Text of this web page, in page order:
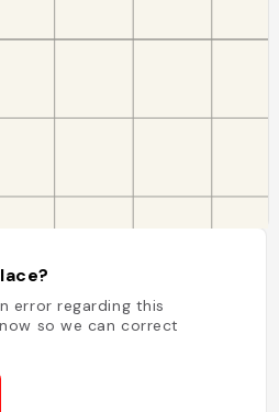
error regarding this
so we can correct